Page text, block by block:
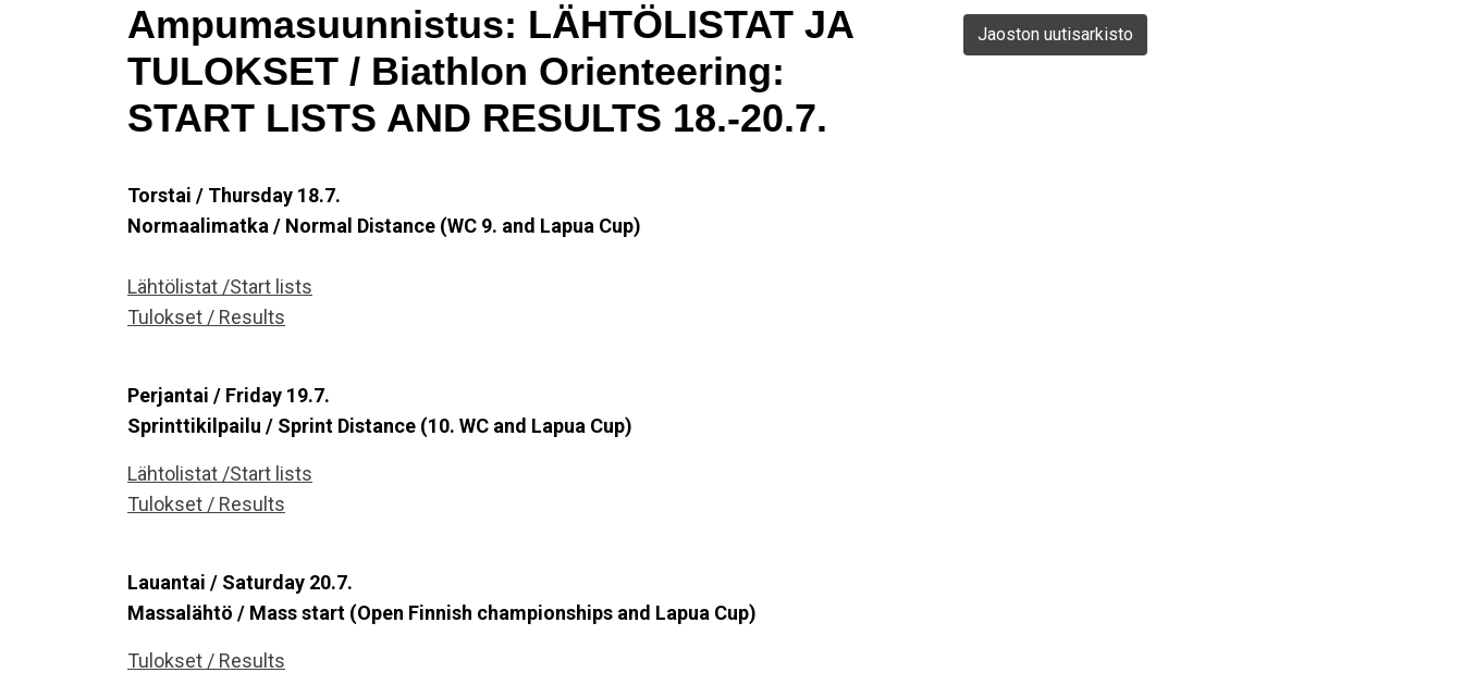
Ampumasuunnistus: LÄHTÖLISTAT JA
TULOKSET / Biathlon Orienteering:
START LISTS AND RESULTS 18.-20.7.
Torstai / Thursday 18.7.
Normaalimatka / Normal Distance (WC 9. and Lapua Cup)
Lähtölistat /Start lists
Tulokset / Results
Perjantai / Friday 19.7.
Sprinttikilpailu / Sprint Distance (10. WC and Lapua Cup)
Lähtolistat /Start lists
Tulokset / Results
Lauantai / Saturday 20.7.
Massalähtö / Mass start (Open Finnish championships and Lapua Cup)
Tulokset / Results
Jaoston uutisarkisto